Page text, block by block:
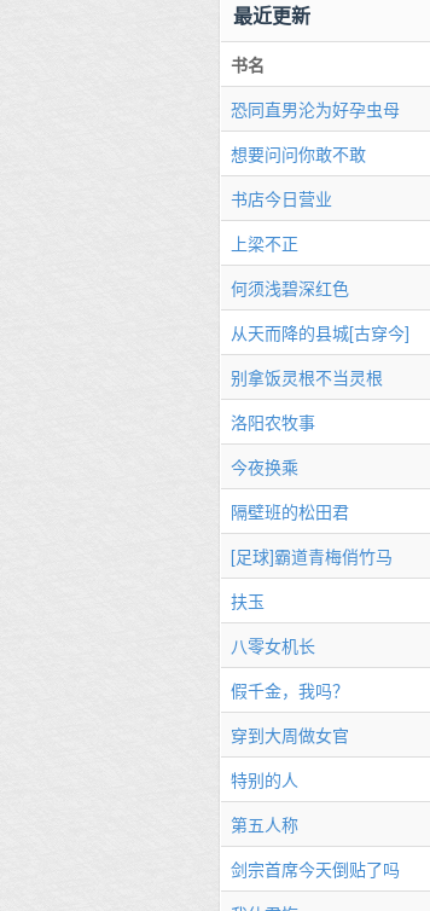
最近更新
书名
恐同直男沦为好孕虫母
想要问问你敢不敢
书店今日营业
上梁不正
何须浅碧深红色
从天而降的县城[古穿今]
别拿饭灵根不当灵根
洛阳农牧事
今夜换乘
隔壁班的松田君
[足球]霸道青梅俏竹马
扶玉
八零女机长
假千金，我吗？
穿到大周做女官
特别的人
第五人称
剑宗首席今天倒贴了吗